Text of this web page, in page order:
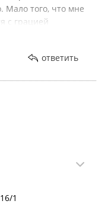
Мало того, что мне
с грацией
На этом всё.
недорогой и я
скорчить лицо
до разговора со
клиент,
тыщ миллионов
не буду. Так
ответить
1